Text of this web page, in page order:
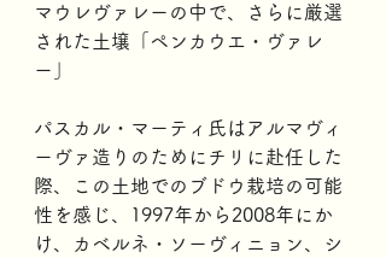
マウレヴァレーの中で、さらに厳選
された土壌「ペンカウエ・ヴァレ
ー」
パスカル・マーティ氏はアルマヴィ
ーヴァ造りのためにチリに赴任した
際、この土地でのブドウ栽培の可能
性を感じ、1997年から2008年にか
け、カベルネ・ソーヴィニョン、シ